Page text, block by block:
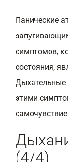
Панические
симптомов,
состояния,
Дыхательные
этими
(4/4)